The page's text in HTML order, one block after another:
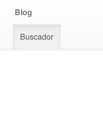
Blog
Buscador